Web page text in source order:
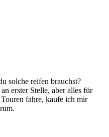
solche reifen brauchst?
erster Stelle, aber alles für
fahre, kaufe ich mir